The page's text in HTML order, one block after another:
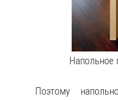
Напольное
Поэтому